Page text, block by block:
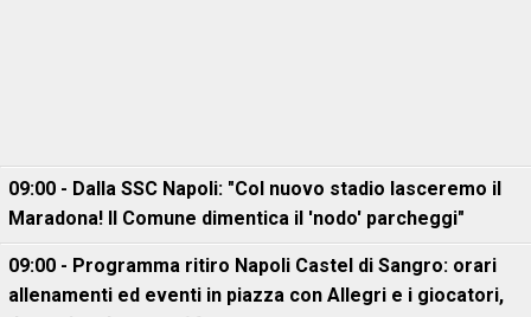
09:00 - Dalla SSC Napoli: "Col nuovo stadio lasceremo il
Maradona! Il Comune dimentica il 'nodo' parcheggi"
09:00 - Programma ritiro Napoli Castel di Sangro: orari
allenamenti ed eventi in piazza con Allegri e i giocatori,